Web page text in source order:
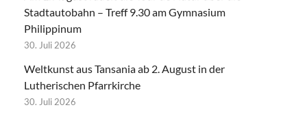
Stadtautobahn – Treff 9.30 am Gymnasium
Philippinum
30. Juli 2026
Weltkunst aus Tansania ab 2. August in der
Lutherischen Pfarrkirche
30. Juli 2026